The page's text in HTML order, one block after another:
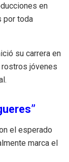
en
por toda
su carrera en
jóvenes
el esperado
marca el